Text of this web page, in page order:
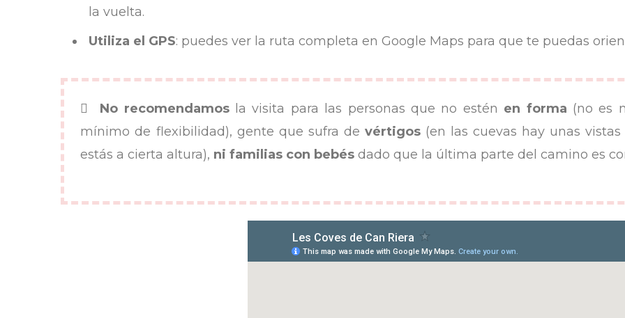
la vuelta.
Utiliza el GPS: puedes ver la ruta completa en Google Maps para que te puedas
No recomendamosla visita para las personas que no estén en forma (no es
mínimo de flexibilidad), gente que sufra de vértigos(en las cuevas hay unas
estás a cierta altura), ni familias con bebés dado que la última parte del camino es